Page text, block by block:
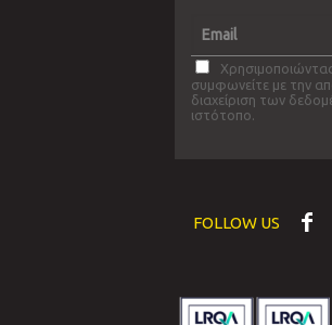
συμφωνείτε με την
διαχείριση των
ιστότοπο.
FOLLOW US